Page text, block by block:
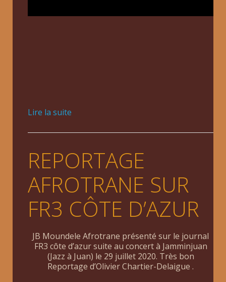
Lire la suite
REPORTAGE
AFROTRANE SUR
FR3 CÔTE D’AZUR
JB Moundele Afrotrane présenté sur le journal
FR3 côte d’azur suite au concert à Jamminjuan
(Jazz à Juan) le 29 juillet 2020. Très bon
Reportage d’Olivier Chartier-Delaigue .